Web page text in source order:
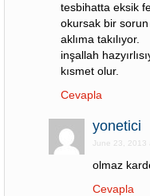
tesbihatta eksik
okursak bir
aklıma takılıyor.
inşallah
kısmet olur.
Cevapla
yonetici
June 23, 2013
olmaz
Cevapla